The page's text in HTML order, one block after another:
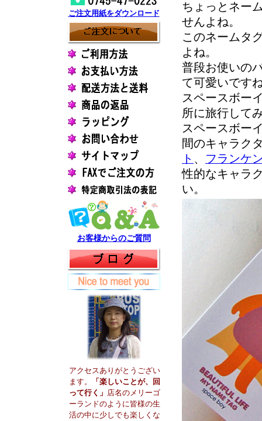
ご注文用紙をダウンロード
お客様からのご質問
アクセスありがとうござい
ます。
「楽しいことが、回
って行く」 店名のメリーゴ
ーランドのように皆様の生
活の中に少しでも楽しくな
ちょっとネー
せんよね。
このネームタ
よね。
普段お使いの
て可愛いです
スペースボー
所に旅行して
スペースボー
間のキャラク
ト 、 フランケ
性的なキャラ
い。